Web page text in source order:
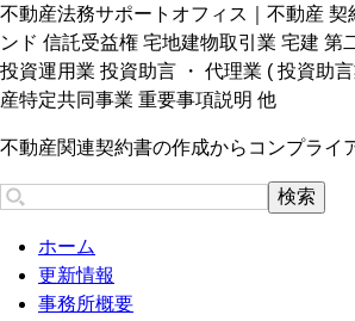
不動産法務サポートオフィス｜不動産 契
ンド 信託受益権 宅地建物取引業 宅建 第
投資運用業 投資助言 ・ 代理業 ( 投資助
産特定共同事業 重要事項説明 他
不動産関連契約書の作成からコンプライ
ホーム
更新情報
事務所概要